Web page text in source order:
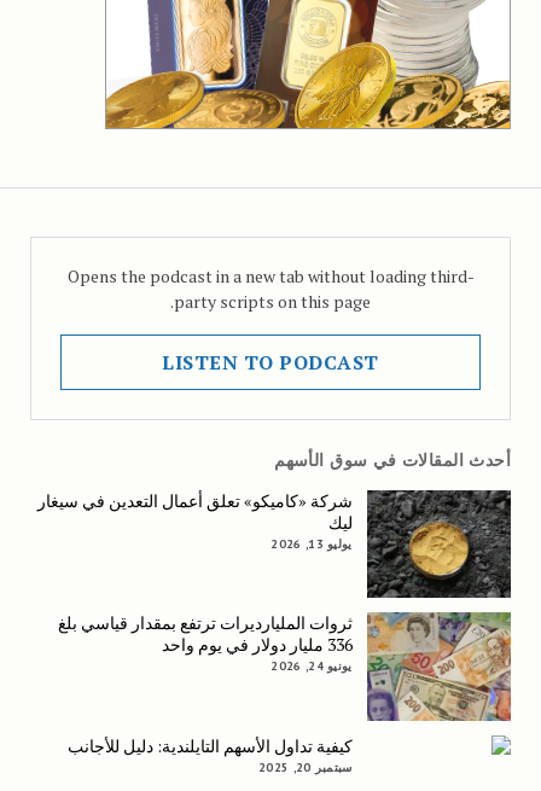
Opens the podcast in a new tab without loading third-
party scripts on this page.
LISTEN TO PODCAST
أحدث المقالات في سوق الأسهم
شركة «كاميكو» تعلق أعمال التعدين في سيغار
ليك
يوليو 13, 2026
ثروات المليارديرات ترتفع بمقدار قياسي بلغ
336 مليار دولار في يوم واحد
يونيو 24, 2026
كيفية تداول الأسهم التايلندية: دليل للأجانب
سبتمبر 20, 2025